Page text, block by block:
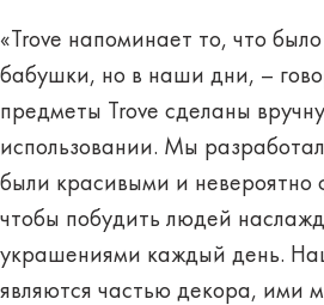
«Trove напоминает то, что
бабушки, но в наши дни, –
предметы Trove сделаны
использовании. Мы
были красивыми и невероятно
чтобы побудить людей
украшениями каждый день.
являются частью декора, ими